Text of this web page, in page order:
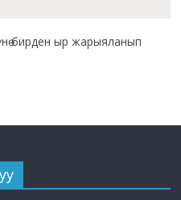
бирден ыр жарыяланып